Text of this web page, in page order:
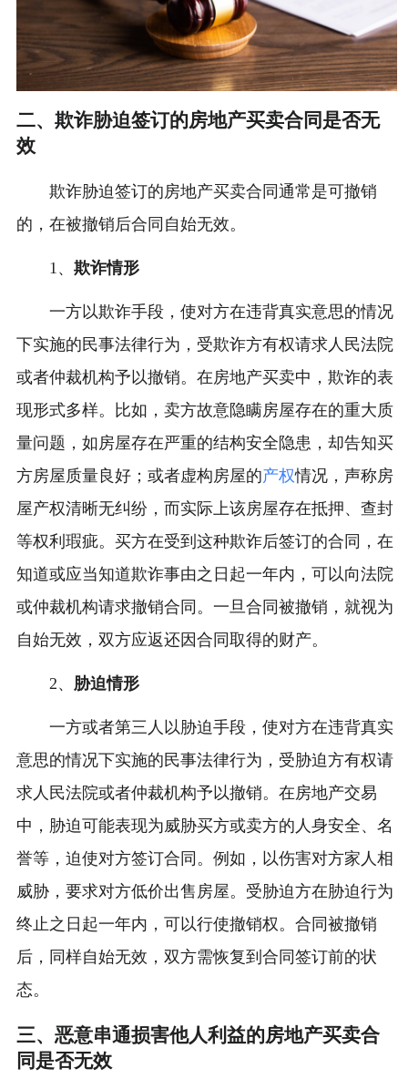
二、欺诈胁迫签订的房地产买卖合同是否无
效
欺诈胁迫签订的房地产买卖合同通常是可撤销
的，在被撤销后合同自始无效。
1、 欺诈情形
一方以欺诈手段，使对方在违背真实意思的情况
下实施的民事法律行为，受欺诈方有权请求人民法院
或者仲裁机构予以撤销。在房地产买卖中，欺诈的表
现形式多样。比如，卖方故意隐瞒房屋存在的重大质
量问题，如房屋存在严重的结构安全隐患，却告知买
方房屋质量良好；或者虚构房屋的产权情况，声称房
屋产权清晰无纠纷，而实际上该房屋存在抵押、查封
等权利瑕疵。买方在受到这种欺诈后签订的合同，在
知道或应当知道欺诈事由之日起一年内，可以向法院
或仲裁机构请求撤销合同。一旦合同被撤销，就视为
自始无效，双方应返还因合同取得的财产。
2、 胁迫情形
一方或者第三人以胁迫手段，使对方在违背真实
意思的情况下实施的民事法律行为，受胁迫方有权请
求人民法院或者仲裁机构予以撤销。在房地产交易
中，胁迫可能表现为威胁买方或卖方的人身安全、名
誉等，迫使对方签订合同。例如，以伤害对方家人相
威胁，要求对方低价出售房屋。受胁迫方在胁迫行为
终止之日起一年内，可以行使撤销权。合同被撤销
后，同样自始无效，双方需恢复到合同签订前的状
态。
三、恶意串通损害他人利益的房地产买卖合
同是否无效